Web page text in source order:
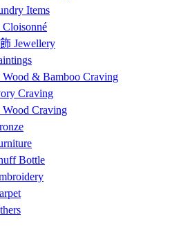
Items
Jewellery
& Bamboo Craving
Craving
Craving
Bottle